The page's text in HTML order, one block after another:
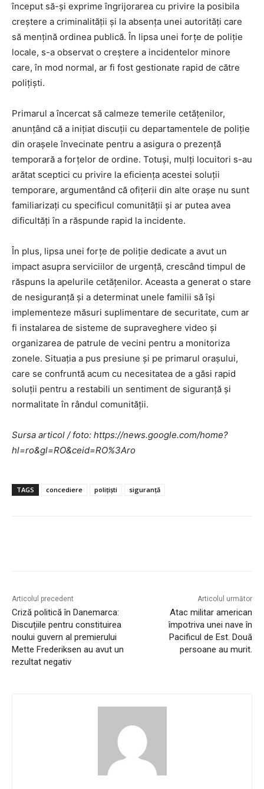
început să-și exprime îngrijorarea cu privire la posibila
creștere a criminalității și la absența unei autorități care
să mențină ordinea publică. În lipsa unei forțe de poliție
locale, s-a observat o creștere a incidentelor minore
care, în mod normal, ar fi fost gestionate rapid de către
polițiști.
Primarul a încercat să calmeze temerile cetățenilor,
anunțând că a inițiat discuții cu departamentele de poliție
din orașele învecinate pentru a asigura o prezență
temporară a forțelor de ordine. Totuși, mulți locuitori s-au
arătat sceptici cu privire la eficiența acestei soluții
temporare, argumentând că ofițerii din alte orașe nu sunt
familiarizați cu specificul comunității și ar putea avea
dificultăți în a răspunde rapid la incidente.
În plus, lipsa unei forțe de poliție dedicate a avut un
impact asupra serviciilor de urgență, crescând timpul de
răspuns la apelurile cetățenilor. Aceasta a generat o stare
de nesiguranță și a determinat unele familii să își
implementeze măsuri suplimentare de securitate, cum ar
fi instalarea de sisteme de supraveghere video și
organizarea de patrule de vecini pentru a monitoriza
zonele. Situația a pus presiune și pe primarul orașului,
care se confruntă acum cu necesitatea de a găsi rapid
soluții pentru a restabili un sentiment de siguranță și
normalitate în rândul comunității.
Sursa articol / foto: https://news.google.com/home?
hl=ro&gl=RO&ceid=RO%3Aro
TAGS concediere polițiști siguranță
Articolul precedent
Criză politică în Danemarca:
Discuțiile pentru constituirea
noului guvern al premierului
Mette Frederiksen au avut un
rezultat negativ
Articolul următor
Atac militar american
împotriva unei nave în
Pacificul de Est. Două
persoane au murit.